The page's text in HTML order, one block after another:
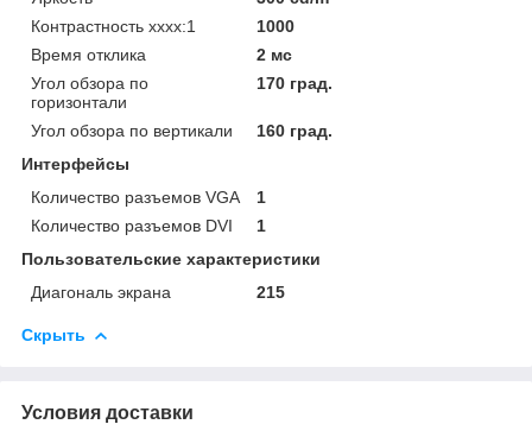
Контрастность хххх:1
1000
Время отклика
2 мс
Угол обзора по
горизонтали
170 град.
Угол обзора по вертикали
160 град.
Интерфейсы
Количество разъемов VGA
1
Количество разъемов DVI
1
Пользовательские характеристики
Диагональ экрана
215
Скрыть
Условия доставки